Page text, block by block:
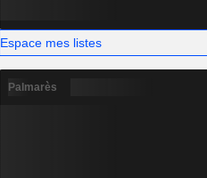
Espace mes listes
Palmarès